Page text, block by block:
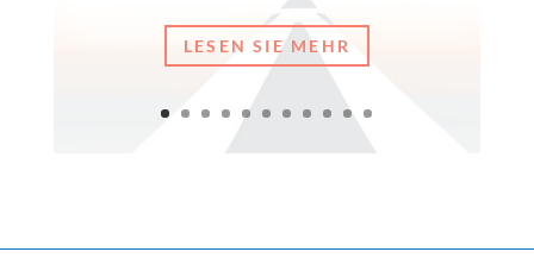
LESEN SIE MEHR